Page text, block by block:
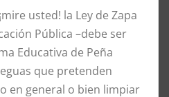
usted! la Ley de Zapa
Pública –debe ser
Educativa de Peña
que pretenden
en general o bien limpiar